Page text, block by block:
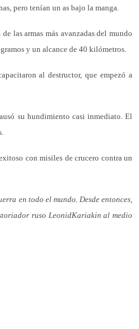
pero tenían un as bajo la manga.
las armas más avanzadas del mundo
y un alcance de 40 kilómetros.
al destructor, que empezó a
su hundimiento casi inmediato. El
con misiles de crucero contra un
en todo el mundo. Desde entonces,
ruso LeonidKariakin al medio